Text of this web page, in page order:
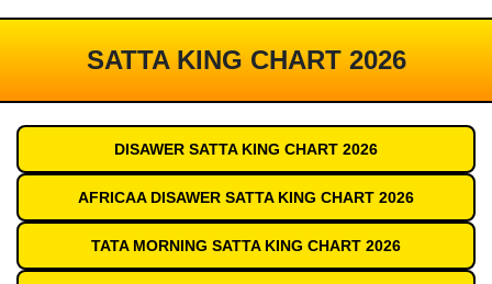
SATTA KING CHART 2026
DISAWER SATTA KING CHART 2026
AFRICAA DISAWER SATTA KING CHART 2026
TATA MORNING SATTA KING CHART 2026